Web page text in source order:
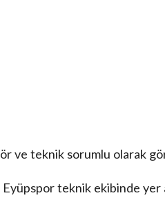
ve teknik sorumlu olarak
Eyüpspor teknik ekibinde